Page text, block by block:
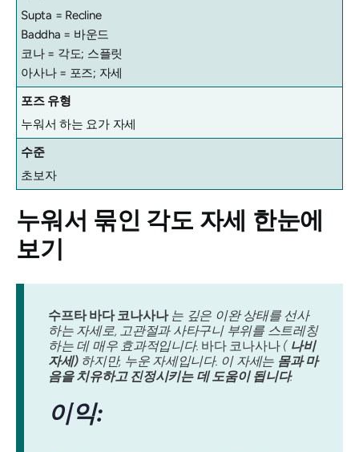
Supta = Recline
Baddha = 바운드
코나 = 각도; 스플릿
아사나 = 포즈; 자세
포즈 유형
누워서 하는 요가 자세
수준
초보자
누워서 묶인 각도 자세 한눈에
보기
수프타 바다 코나사나는 깊은 이완 상태를 선사
하는 자세로, 고관절과 사타구니 부위를 스트레칭
하는 데 매우 효과적입니다. 바다 코나사나( 나비
자세)하지만, 누운 자세입니다. 이 자세는 몸과 마
음을 치유하고 진정시키는 데 도움이 됩니다.
이익: